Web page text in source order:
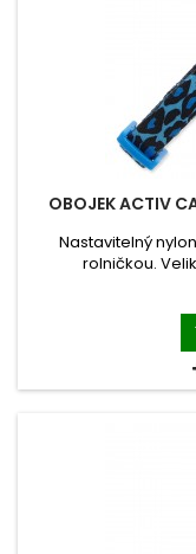
OBOJEK ACTIV
Nastavitelný
rolničkou.